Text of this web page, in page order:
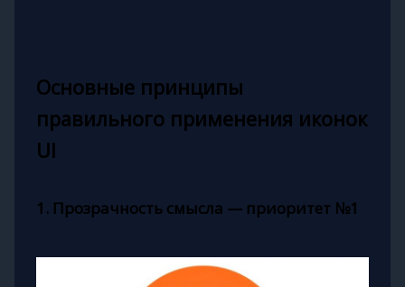
Основные принципы
правильного применения иконок
UI
1. Прозрачность смысла — приоритет №1